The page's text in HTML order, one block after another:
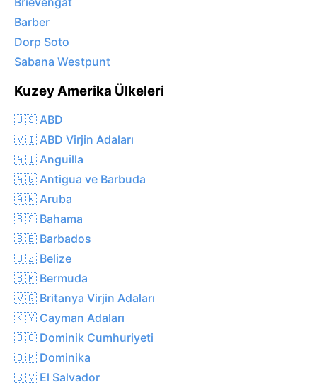
Barber
Dorp Soto
Sabana Westpunt
Kuzey Amerika Ülkeleri
🇺🇸 ABD
🇻🇮 ABD Virjin Adaları
🇦🇮 Anguilla
🇦🇬 Antigua ve Barbuda
🇦🇼 Aruba
🇧🇸 Bahama
🇧🇧 Barbados
🇧🇿 Belize
🇧🇲 Bermuda
🇻🇬 Britanya Virjin Adaları
🇰🇾 Cayman Adaları
🇩🇴 Dominik Cumhuriyeti
🇩🇲 Dominika
🇸🇻 El Salvador